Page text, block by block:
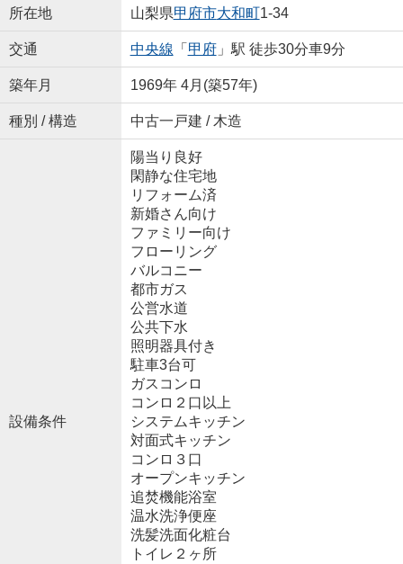
所在地 山梨県甲府市大和町1-34
交通 中央線 「 甲府」駅 徒歩30分車9分
築年月 1969年 4月(築57年)
種別 / 構造 中古一戸建 / 木造
設備条件
陽当り良好
閑静な住宅地
リフォーム済
新婚さん向け
ファミリー向け
フローリング
バルコニー
都市ガス
公営水道
公共下水
照明器具付き
駐車3台可
ガスコンロ
コンロ２口以上
システムキッチン
対面式キッチン
コンロ３口
オープンキッチン
追焚機能浴室
温水洗浄便座
洗髪洗面化粧台
トイレ２ヶ所